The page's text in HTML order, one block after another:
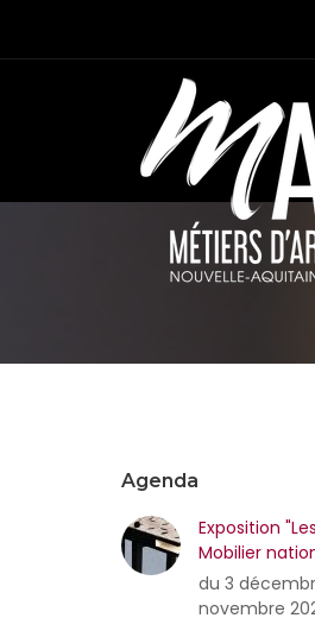
Agenda
Exposition
Mobilier
du 3
novembre